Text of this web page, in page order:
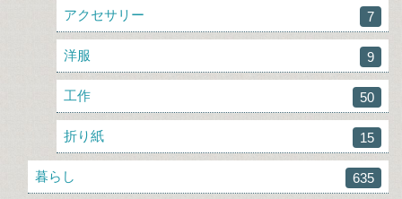
アクセサリー 7
洋服 9
工作 50
折り紙 15
暮らし 635